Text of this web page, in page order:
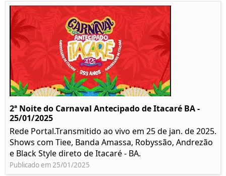
2ª Noite do Carnaval Antecipado de Itacaré BA -
25/01/2025
Rede Portal.Transmitido ao vivo em 25 de jan. de 2025.
Shows com Tiee, Banda Amassa, Robyssão, Andrezão
e Black Style direto de Itacaré - BA.
Publicado em 25/01/2025